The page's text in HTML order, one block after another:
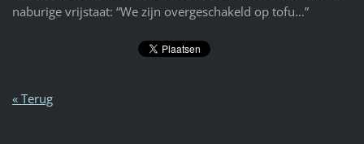
naburige vrijstaat: “We zijn overgeschakeld op tofu…”
« Terug